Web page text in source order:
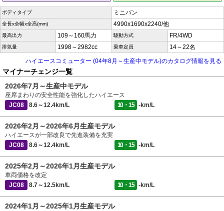
ボディタイプ ミニバン
全長x全幅x全高(mm) 4990x1690x2240/他
最高出力 109～160馬力 駆動方式 FR/4WD
排気量 1998～2982cc 乗車定員
14～22名
ハイエースコミューター (04年8月～生産中モデル)のカタログ情報を見る
マイナーチェンジ一覧
2026年7月～生産中モデル
座席まわりの安全性能を強化したハイエース
JC08
8.6～12.4km/L 10・15 -km/L
2026年2月～2026年6月生産モデル
ハイエースが一部改良で先進装備を充実
JC08
8.6～12.4km/L 10・15 -km/L
2025年2月～2026年1月生産モデル
車両価格を改定
JC08
8.7～12.5km/L 10・15 -km/L
2024年1月～2025年1月生産モデル